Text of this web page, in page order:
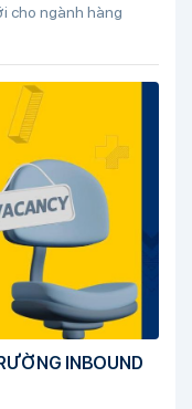
cho ngành hàng
INBOUND